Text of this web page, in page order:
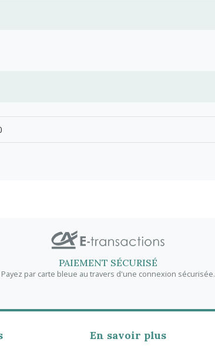
PAIEMENT SÉCURISÉ
Payez par carte bleue au travers d'une connexion sécurisée.
En savoir plus